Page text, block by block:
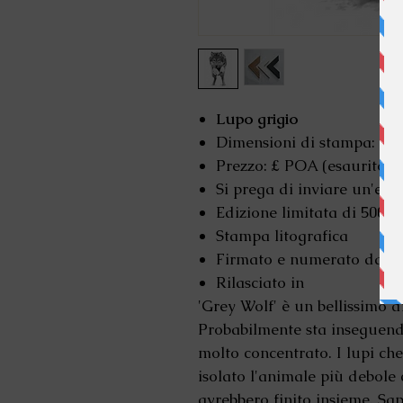
Lupo grigio
Dimensioni di stampa: 43
Prezzo: £ POA
Si prega di inviare un'e-
Edizione limitata di 500
Stampa litografica
Firmato e numerato da
Rilasciato in
'Grey Wolf' è un bellissimo
Probabilmente sta
molto concentrato. I lupi
isolato l'animale più debole